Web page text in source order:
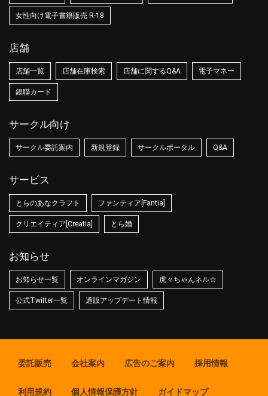
女性向け電子書籍販売 R-18
店舗
店舗一覧 店舗在庫検索 店舗に関するQ&A 電子マネー
銀聯カード
サークル向け
サークル委託案内 新規登録 サークルポータル Q&A
サービス
とらのあなクラフト ファンティア[Fantia]
クリエイティア[Creatia] とら婚
お知らせ
お知らせ一覧 オンラインマガジン 虎々ちゃんネル☆
公式Twitter一覧 通販アップデート情報
委託販売 会社案内 広告のご案内 採用情報
利用規約 個人情報保護方針 ガイドマップ